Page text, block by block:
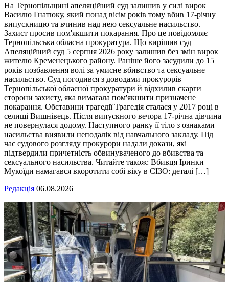
На Тернопільщині апеляційний суд залишив у силі вирок
Василю Гнатюку, який понад вісім років тому вбив 17-річну
випускницю та вчинив над нею сексуальне насильство.
Захист просив пом'якшити покарання. Про це повідомляє
Тернопільська обласна прокуратура. Що вирішив суд
Апеляційний суд 5 серпня 2026 року залишив без змін вирок
жителю Кременецького району. Раніше його засудили до 15
років позбавлення волі за умисне вбивство та сексуальне
насильство. Суд погодився з доводами прокурорів
Тернопільської обласної прокуратури й відхилив скарги
сторони захисту, яка вимагала пом'якшити призначене
покарання. Обставини трагедії Трагедія сталася у 2017 році в
селищі Вишнівець. Після випускного вечора 17-річна дівчина
не повернулася додому. Наступного ранку її тіло з ознаками
насильства виявили неподалік від навчального закладу. Під
час судового розгляду прокурори надали докази, які
підтвердили причетність обвинуваченого до вбивства та
сексуального насильства. Читайте також: Вбивця Іринки
Мукоїди намагався вкоротити собі віку в СІЗО: деталі […]
Редакція 06.08.2026